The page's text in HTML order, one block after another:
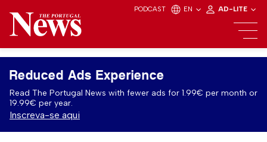
PODCAST EN AD-LITE
Reduced Ads Experience
Read The Portugal News with fewer ads for 1.99€ per month or
19.99€ per year.
Inscreva-se aqui